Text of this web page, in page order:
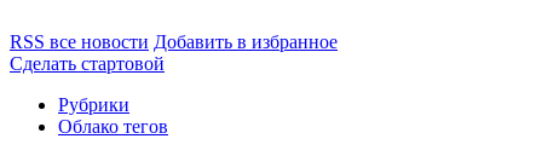
RSS все новости Добавить в избранное
Сделать стартовой
Рубрики
Облако тегов